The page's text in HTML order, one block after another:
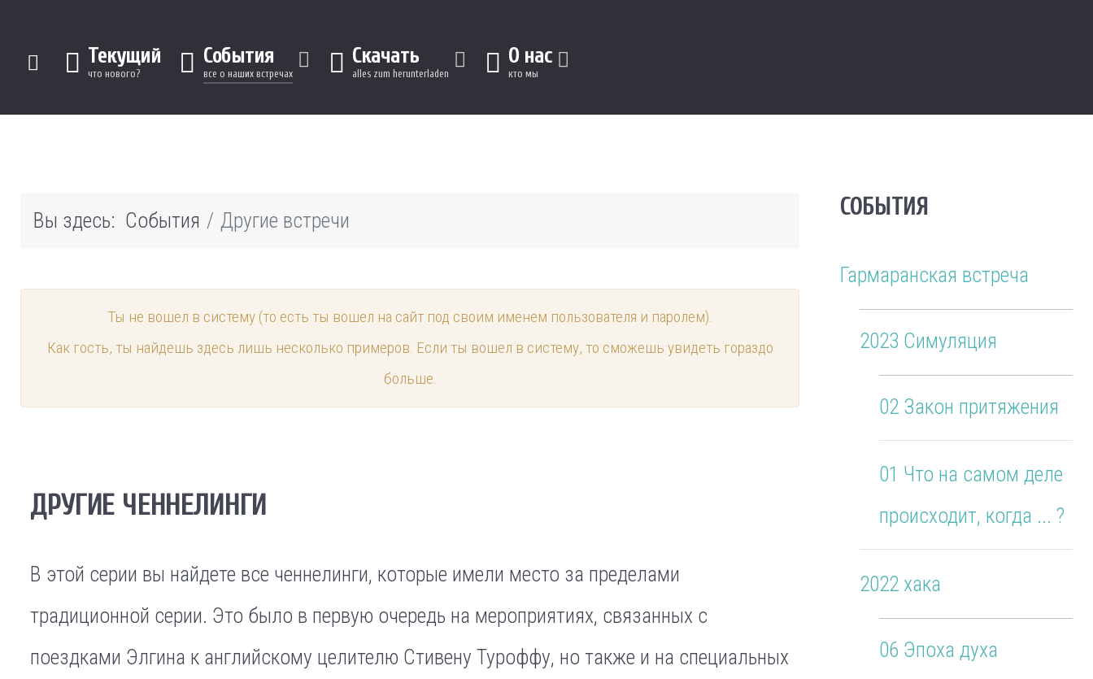
Текущий
что нового?
События
все о наших встречах
Скачать
alles zum herunterladen
О нас
кто мы
Вы здесь: События Другие встречи
Ты не вошел в систему (то есть ты вошел на сайт под своим именем пользователя и паролем).
Как гость, ты найдешь здесь лишь несколько примеров. Если ты вошел в систему, то сможешь увидеть гораздо
больше.
ДРУГИЕ ЧЕННЕЛИНГИ
В этой серии вы найдете все ченнелинги, которые имели место за пределами
традиционной серии. Это было в первую очередь на мероприятиях, связанных с
поездками Элгина к английскому целителю Стивену Туроффу, но также и на специальных
СОБЫТИЯ
Гармаранская встреча
2023 Симуляция
02 Закон притяжения
01 Что на самом деле
происходит, когда ... ?
2022 хака
06 Эпоха духа